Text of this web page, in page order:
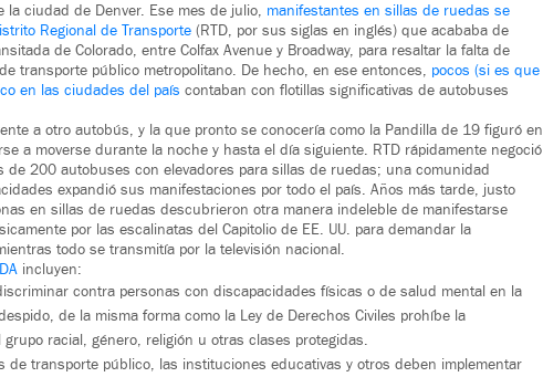
ciudad de Denver. Ese mes de julio, manifestantes en sillas de ruedas se
Regional de Transporte (RTD, por sus siglas en inglés) que acababa de
de Colorado, entre Colfax Avenue y Broadway, para resaltar la falta de
transporte público metropolitano. De hecho, en ese entonces, pocos (si es que
en las ciudades del país contaban con flotillas significativas de autobuses
a otro autobús, y la que pronto se conocería como la Pandilla de 19 figuró en
a moverse durante la noche y hasta el día siguiente. RTD rápidamente negoció
de 200 autobuses con elevadores para sillas de ruedas; una comunidad
expandió sus manifestaciones por todo el país. Años más tarde, justo
en sillas de ruedas descubrieron otra manera indeleble de manifestarse
por las escalinatas del Capitolio de EE. UU. para demandar la
todo se transmitía por la televisión nacional.
incluyen:
contra personas con discapacidades físicas o de salud mental en la
de la misma forma como la Ley de Derechos Civiles prohíbe la
racial, género, religión u otras clases protegidas.
de transporte público, las instituciones educativas y otros deben implementar